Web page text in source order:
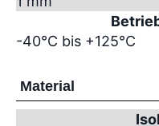
-40°C bis +125°C
Material